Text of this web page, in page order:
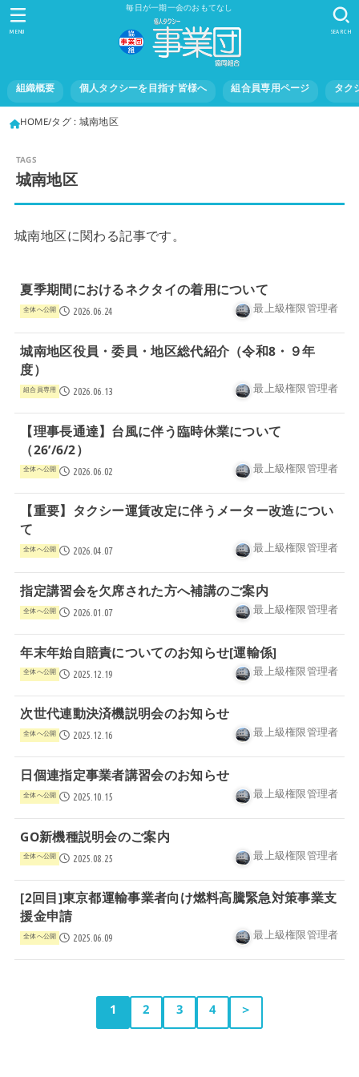
毎日が一期一会のおもてなし
組織概要 個人タクシーを目指す皆様へ 組合員専用ページ タク
SEARCH
MENU
HOME タグ : 城南地区
城南地区
城南地区に関わる記事です。
夏季期間におけるネクタイの着用について
全体へ公開 2026.06.24 最上級権限管理者
城南地区役員・委員・地区総代紹介（令和8・９年
度）
組合員専用 2026.06.13 最上級権限管理者
【理事長通達】台風に伴う臨時休業について
（26’/6/2）
全体へ公開 2026.06.02 最上級権限管理者
【重要】タクシー運賃改定に伴うメーター改造につい
て
全体へ公開 2026.04.07 最上級権限管理者
指定講習会を欠席された方へ補講のご案内
全体へ公開 2026.01.07 最上級権限管理者
年末年始自賠責についてのお知らせ[運輸係]
全体へ公開 2025.12.19 最上級権限管理者
次世代連動決済機説明会のお知らせ
全体へ公開 2025.12.16 最上級権限管理者
日個連指定事業者講習会のお知らせ
全体へ公開 2025.10.15 最上級権限管理者
GO新機種説明会のご案内
全体へ公開 2025.08.25 最上級権限管理者
[2回目]東京都運輸事業者向け燃料高騰緊急対策事業支
援金申請
全体へ公開 2025.06.09 最上級権限管理者
1 2 3 4 ＞